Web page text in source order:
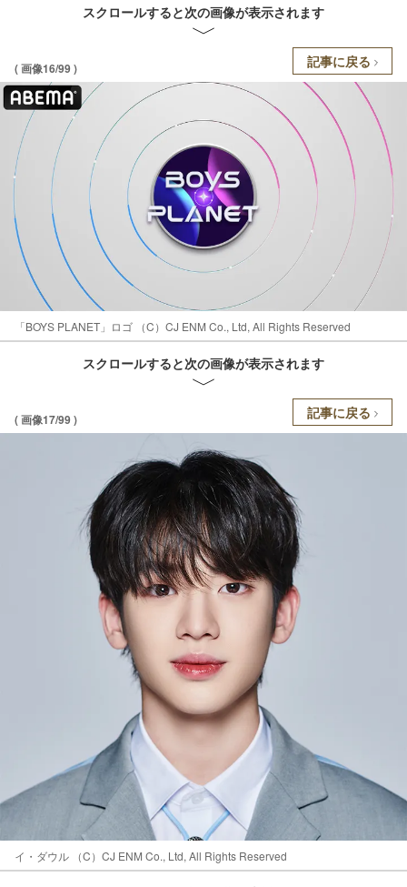
スクロールすると次の画像が表示されます
( 画像16/99 ) 記事に戻る
「BOYS PLANET」ロゴ （C）CJ ENM Co., Ltd, All Rights Reserved
スクロールすると次の画像が表示されます
( 画像17/99 ) 記事に戻る
イ・ダウル （C）CJ ENM Co., Ltd, All Rights Reserved